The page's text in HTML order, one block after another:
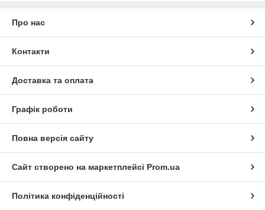
Про нас
Контакти
Доставка та оплата
Графік роботи
Повна версія сайту
Сайт створено на маркетплейсі Prom.ua
Політика конфіденційності